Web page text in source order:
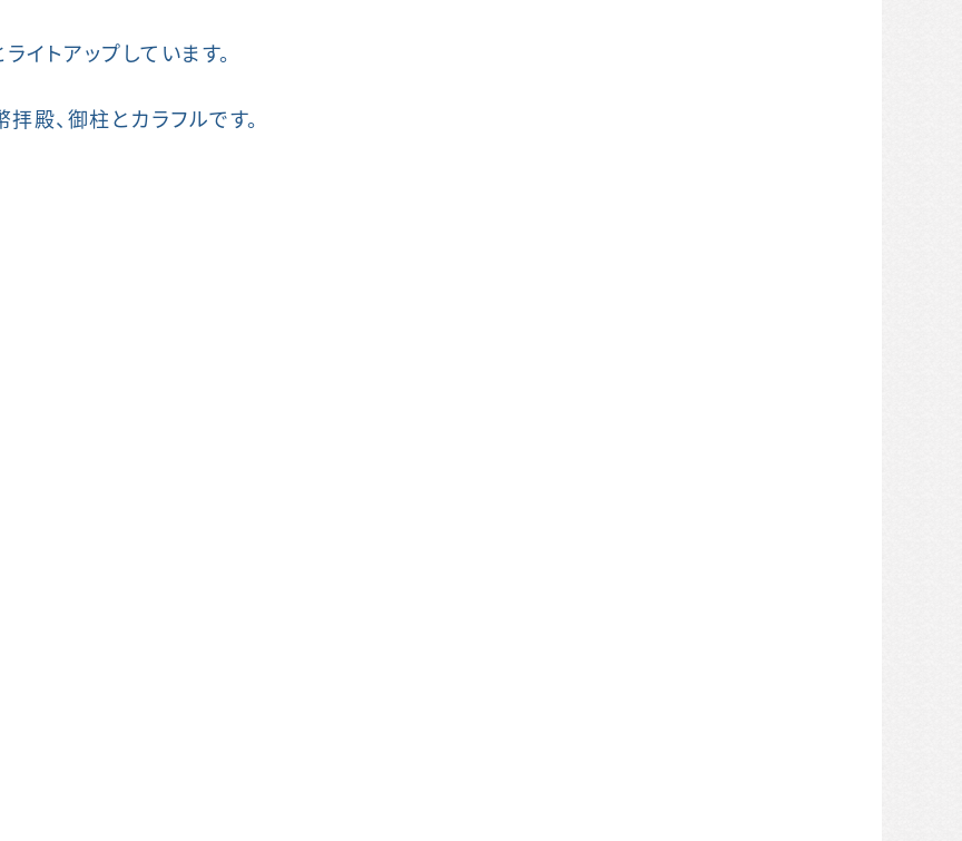
イトアップしています。
殿、御柱とカラフルです。